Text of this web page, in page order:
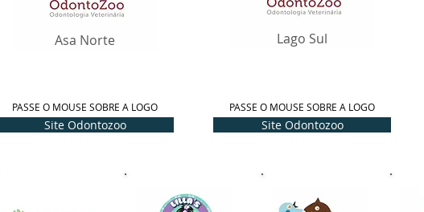
Asa Norte
PASSE O MOUSE SOBRE A LOGO
Site Odontozoo
Lago Sul
PASSE O MOUSE SOBRE A LOGO
Site Odontozoo